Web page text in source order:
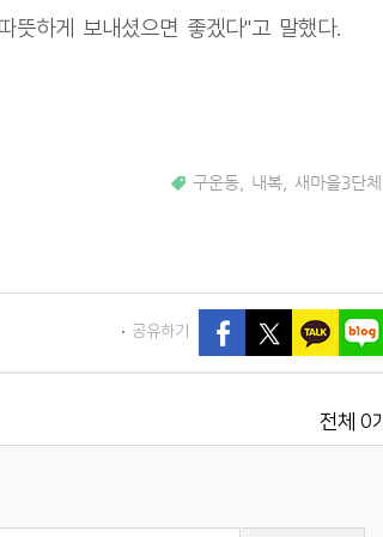
뜻하게 보내셨으면 좋겠다"고 말했다.
구운동 내복 새마을3단체
공유하기
전체 0